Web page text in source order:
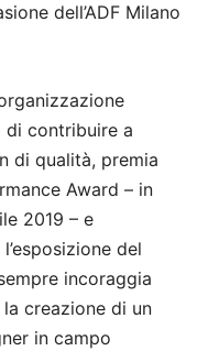
dell’ADF Milano
di contribuire a
di qualità, premia
Award – in
2019 – e
del
incoraggia
creazione di un
in campo